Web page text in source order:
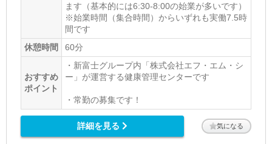
ます（基本的には6:30-8:00の始業が多いです）
※始業時間（集合時間）からいずれも実働7.5時
間です
休憩時間
60分
おすすめ
ポイント
・新富士グループ内「株式会社エフ・エム・シ
ー」が運営する健康管理センターです
・常勤の募集です！
詳細を見る 気になる